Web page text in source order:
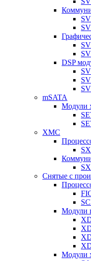
DSP
mSATA
Модули
XMC
Снятые с
Модули
Модули